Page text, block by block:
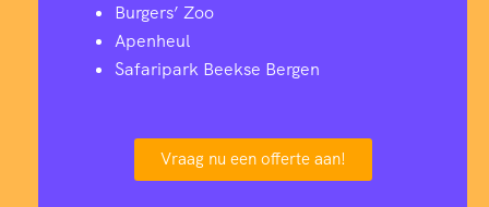
Burgers’ Zoo
Apenheul
Safaripark Beekse Bergen
Vraag nu een offerte aan!